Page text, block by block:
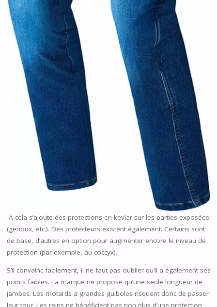
A cela s’ajoute des protections en kevlar sur les parties exposées
(genoux, etc.). Des protecteurs existent également. Certains sont
de base, d’autres en option pour augmenter encore le niveau de
protection (par exemple, au coccyx).
S’il convainc facilement, il ne faut pas oublier qu’il a également ses
points faibles. La marque ne propose qu’une seule longueur de
jambes. Les motards a grandes guiboles risquent donc de passer
leur tour. Les reins ne bénéficient pas non plus d’une protection